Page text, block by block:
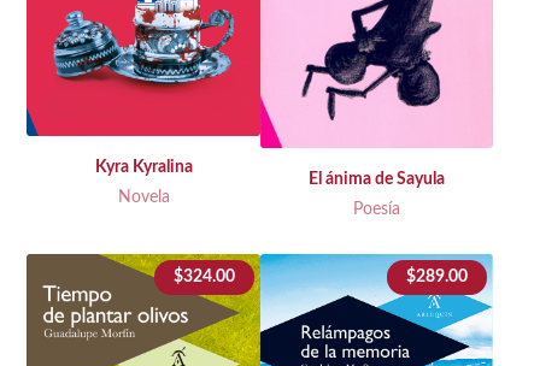
Kyra Kyralina
Novela
El ánima de Sayula
Poesía
$324.00 $289.00